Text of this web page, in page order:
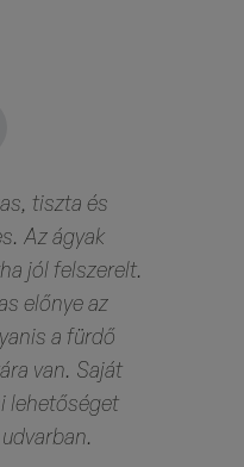
tiszta és
Az ágyak
jól felszerelt.
előnye az
a fürdő
van. Saját
lehetőséget
tiszta,az
felszerelt.
csak
is
futóbiciklit
élvezték
udvaron. Az